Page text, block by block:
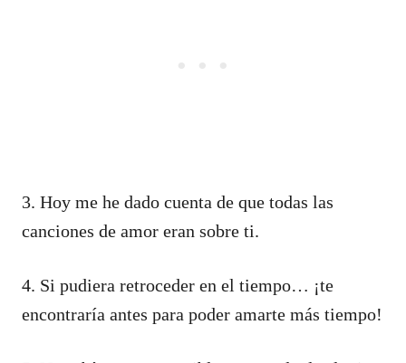
3. Hoy me he dado cuenta de que todas las
canciones de amor eran sobre ti.
4. Si pudiera retroceder en el tiempo… ¡te
encontraría antes para poder amarte más tiempo!